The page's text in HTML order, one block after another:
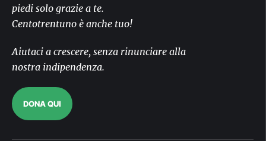
piedi solo grazie a te.
Centotrentuno è anche tuo!
Aiutaci a crescere, senza rinunciare alla
nostra indipendenza.
DONA QUI